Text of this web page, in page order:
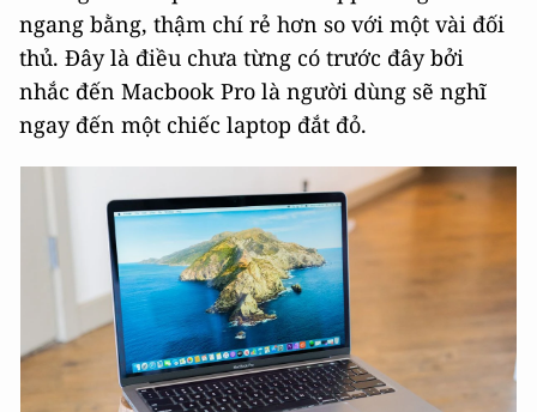
ngang bằng, thậm chí rẻ hơn so với một vài đối
thủ. Đây là điều chưa từng có trước đây bởi
nhắc đến Macbook Pro là người dùng sẽ nghĩ
ngay đến một chiếc laptop đắt đỏ.